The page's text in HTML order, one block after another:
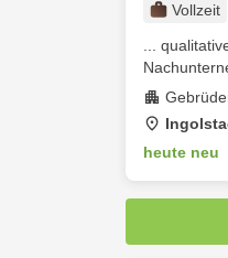
Vollzeit
...
heute neu